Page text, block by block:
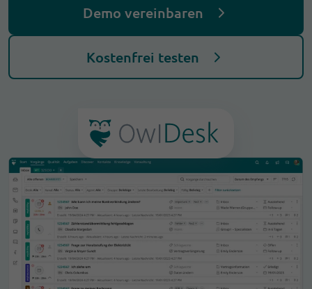
Demo vereinbaren
Kostenfrei testen